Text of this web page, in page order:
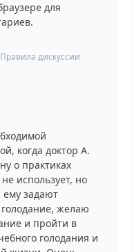
для
Правила дискуссии
когда доктор А.
о практиках
использует, но
ему задают
желаю
и пройти в
голодания и